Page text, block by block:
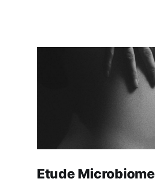
Etude Microbiome